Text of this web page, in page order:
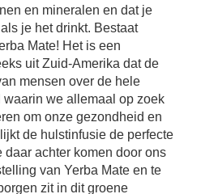
en mineralen en dat je
je het drinkt. Bestaat
Mate! Het is een
uit Zuid-Amerika dat de
mensen over de hele
we allemaal op zoek
om onze gezondheid en
de hulstinfusie de perfecte
daar achter komen door ons
van Yerba Mate en te
zit in dit groene